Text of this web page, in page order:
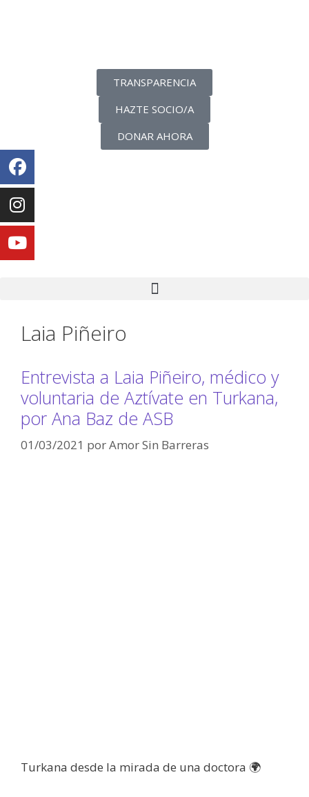
TRANSPARENCIA
HAZTE SOCIO/A
DONAR AHORA
Laia Piñeiro
Entrevista a Laia Piñeiro, médico y
voluntaria de Aztívate en Turkana,
por Ana Baz de ASB
01/03/2021 porAmor Sin Barreras
Turkana desde la mirada de una doctora 🌍